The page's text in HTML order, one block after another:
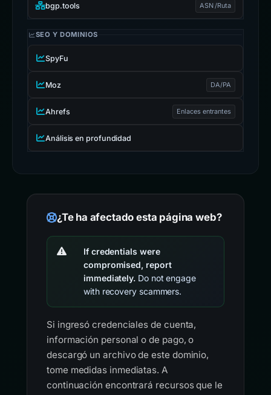
bgp.tools ASN /Ruta
SEO Y DOMINIOS
SpyFu
Moz DA/PA
Ahrefs Enlaces entrantes
Análisis en profundidad
¿Te ha afectado esta página web?
If credentials were
compromised, report
immediately. Do not engage
with recovery scammers.
Si ingresó credenciales de cuenta,
información personal o de pago, o
descargó un archivo de este dominio,
tome medidas inmediatas. A
continuación encontrará recursos que le